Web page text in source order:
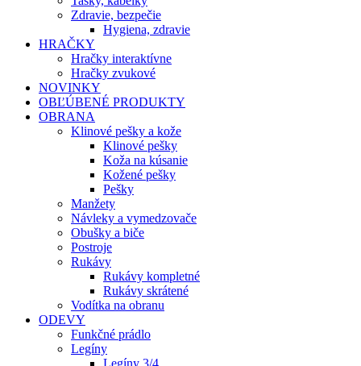
Zdravie, bezpečie
Hygiena, zdravie
HRAČKY
Hračky interaktívne
Hračky zvukové
NOVINKY
OBĽÚBENÉ PRODUKTY
OBRANA
Klinové pešky a kože
Klinové pešky
Koža na kúsanie
Kožené pešky
Pešky
Manžety
Návleky a vymedzovače
Obušky a biče
Postroje
Rukávy
Rukávy kompletné
Rukávy skrátené
Vodítka na obranu
ODEVY
Funkčné prádlo
Legíny
Legíny 3/4